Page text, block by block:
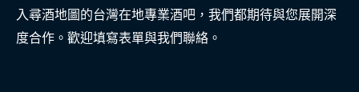
入尋酒地圖的台灣在地專業酒吧，我們都期待與您展開深
度合作。歡迎填寫表單與我們聯絡。